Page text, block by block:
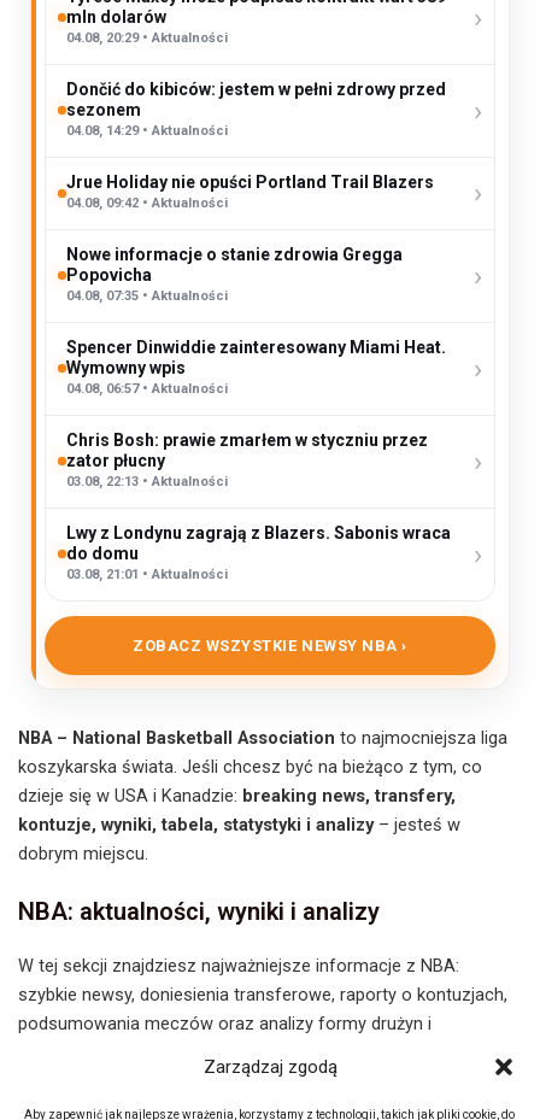
Zarządzaj zgodą
Aby zapewnić jak najlepsze wrażenia, korzystamy z technologii, takich jak pliki cookie, do
mln dolarów
04.08, 20:29 • Aktualności
›
Dončić do kibiców: jestem w pełni zdrowy przed
sezonem
04.08, 14:29 • Aktualności
›
Jrue Holiday nie opuści Portland Trail Blazers
04.08, 09:42 • Aktualności ›
Nowe informacje o stanie zdrowia Gregga
Popovicha
04.08, 07:35 • Aktualności
›
Spencer Dinwiddie zainteresowany Miami Heat.
Wymowny wpis
04.08, 06:57 • Aktualności
›
Chris Bosh: prawie zmarłem w styczniu przez
zator płucny
03.08, 22:13 • Aktualności
›
Lwy z Londynu zagrają z Blazers. Sabonis wraca
do domu
03.08, 21:01 • Aktualności
›
ZOBACZ WSZYSTKIE NEWSY NBA ›
NBA – National Basketball Association to najmocniejsza liga
koszykarska świata. Jeśli chcesz być na bieżąco z tym, co
dzieje się w USA i Kanadzie: breaking news, transfery,
kontuzje, wyniki, tabela, statystyki i analizy– jesteś w
dobrym miejscu.
NBA: aktualności, wyniki i analizy
W tej sekcji znajdziesz najważniejsze informacje z NBA:
szybkie newsy, doniesienia transferowe, raporty o kontuzjach,
podsumowania meczów oraz analizy formy drużyn i
trakcie sezonu regularnego, play-offów, NBA Cup i okien
transferowych.